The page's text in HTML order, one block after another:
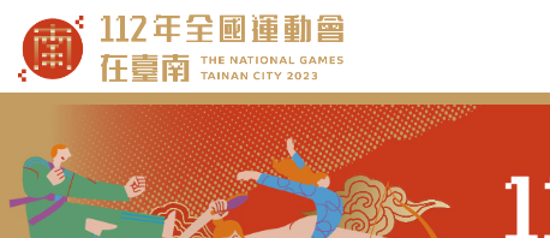
要
內